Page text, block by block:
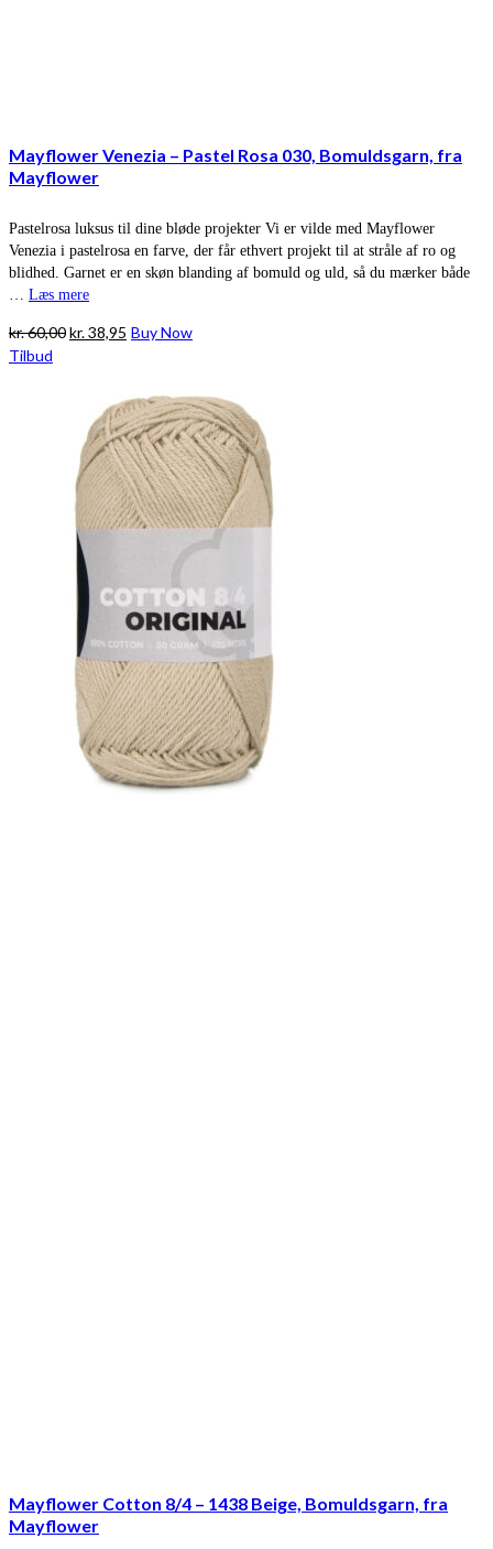
Mayflower Venezia – Pastel Rosa 030, Bomuldsgarn, fra
Mayflower
Pastelrosa luksus til dine bløde projekter Vi er vilde med Mayflower
Venezia i pastelrosa en farve, der får ethvert projekt til at stråle af ro og
blidhed. Garnet er en skøn blanding af bomuld og uld, så du mærker både
… Læs mere
kr.60,00Den
kr. 60,00.
kr.38,95 Den
er:
kr. 38,95.
Buy Now
Tilbud
Mayflower Cotton 8/4 – 1438 Beige, Bomuldsgarn, fra
Mayflower